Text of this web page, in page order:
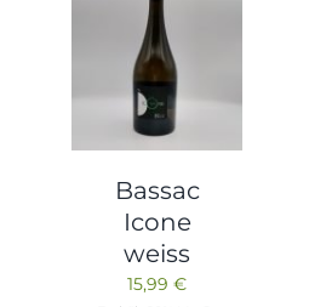
Bassac
Icone
weiss
15,99€